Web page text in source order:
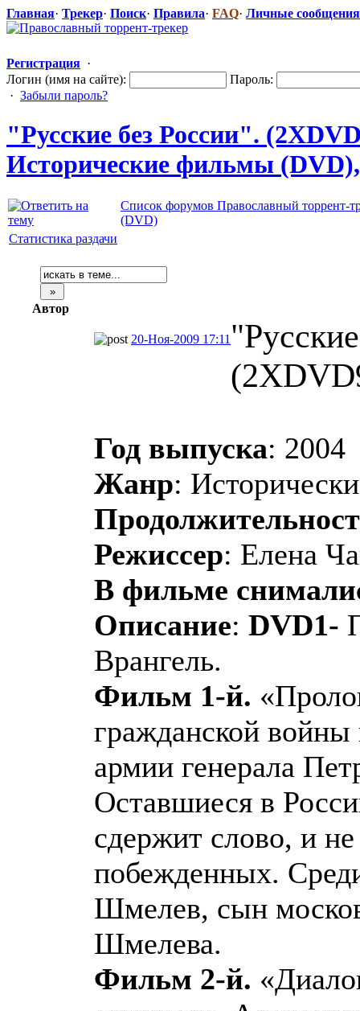
Главная· Трекер· Поиск· Правила· FAQ· Личные сообщения
Регистрация ·
Логин (имя на сайте):
Пароль:
· Забыли пароль?
"Русские без России".
Исторические фильмы
Список форумов Православный торрент-
(DVD)
Статистика раздачи
Автор
20-Ноя-2009 17:11
Год выпуска: 2004
Жанр:
Режиссер: Елена
В фильме
Описание: DVD1-
Врангель.
Фильм 1-й.
гражданской войны
армии генерала
Оставшиеся в
сдержит слово, и не
побежденных.
Шмелев, сын
Шмелева.
Фильм 2-й.